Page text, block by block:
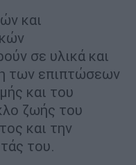
και
σε υλικά και
των επιπτώσεων
και του
ζωής του
και την
του.